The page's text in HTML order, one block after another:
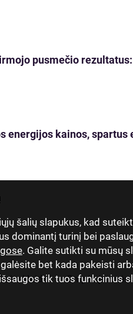
šalių slapukus, kad
dominantį turinį bei
. Galite sutikti su mūsų
bet kada pakeisti
tik tuos funkcinius
pusmečio
energijos kainos,
Žiniasklaidai Grupės įmonės